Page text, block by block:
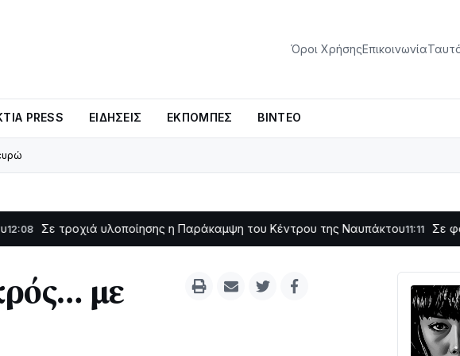
Όροι ΧρήσηςΕπικοινωνία
PRESS ΕΙΔΉΣΕΙΣ ΕΚΠΟΜΠΈΣ ΒΊΝΤΕΟ
υλοποίησης η Παράκαμψη του Κέντρου της Ναυπάκτου11:11 Σε φουλ
με